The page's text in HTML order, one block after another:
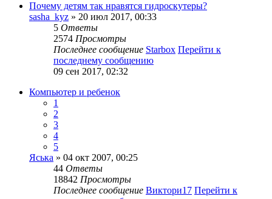
Почему детям так нравятся гидроскутеры?
sasha_kyz » 20 июл 2017, 00:33
5 Ответы
2574 Просмотры
Последнее сообщение Starbox Перейти к
последнему сообщению
09 сен 2017, 02:32
Компьютер и ребенок
1
2
3
4
5
Яська » 04 окт 2007, 00:25
44 Ответы
18842 Просмотры
Последнее сообщение Виктори17 Перейти к